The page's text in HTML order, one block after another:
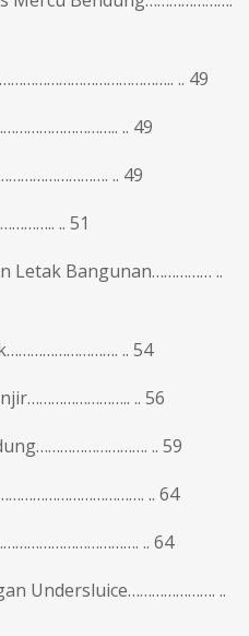
.. 49
.. 49
.. 49
.. 51
Letak Bangunan…………… ..
.. 54
.. 56
.. 59
.. 64
.. 64
Undersluice…………………. ..